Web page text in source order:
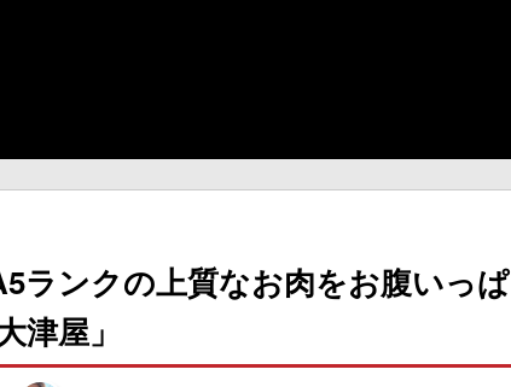
ランクの上質なお肉をお腹いっぱ
津屋」